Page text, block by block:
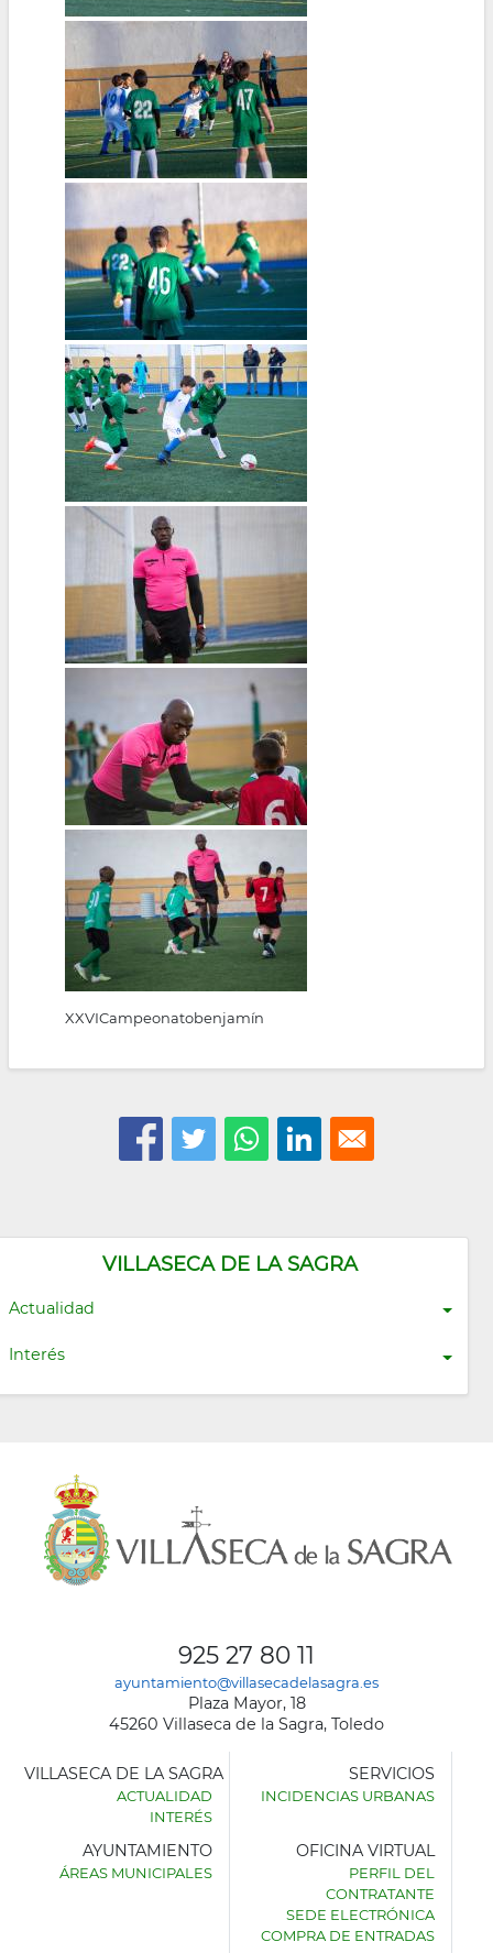
VILLASECA DE LA SAGRA
Actualidad
Interés
XXVICampeonatobenjamín
925 27 80 11
ayuntamiento@villasecadelasagra.es
Plaza Mayor, 18
45260 Villaseca de la Sagra, Toledo
AYUNTAMIENTO
VILLASECA DE LA SAGRA
ACTUALIDAD
INTERÉS
SERVICIOS
INCIDENCIAS URBANAS
AYUNTAMIENTO
ÁREAS MUNICIPALES
OFICINA VIRTUAL
PERFIL DEL
CONTRATANTE
SEDE ELECTRÓNICA
COMPRA DE ENTRADAS